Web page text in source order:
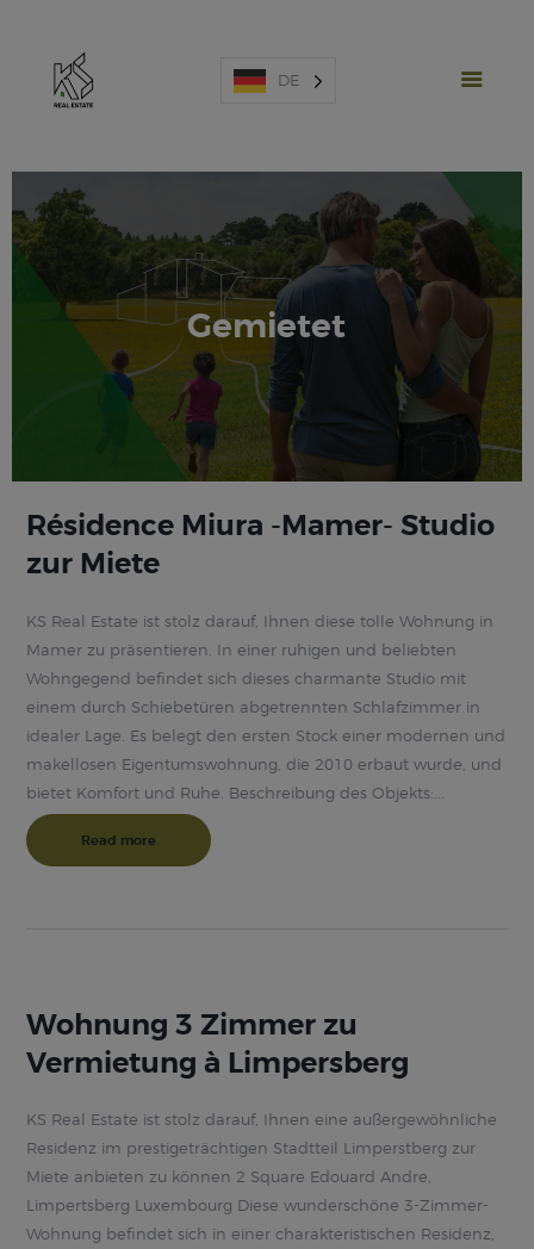
DE
Gemietet
NEUE PROJEKTE
AUSVERKAUF
VERLEIH
SPANIEN
ÜBER UNS
SCHÄTZUNG
UNS
Résidence Miura -Mamer- Studio
zur Miete
KS Real Estate ist stolz darauf, Ihnen diese tolle Wohnung in
Mamer zu präsentieren. In einer ruhigen und beliebten
Wohngegend befindet sich dieses charmante Studio mit
einem durch Schiebetüren abgetrennten Schlafzimmer in
idealer Lage. Es belegt den ersten Stock einer modernen und
makellosen Eigentumswohnung, die 2010 erbaut wurde, und
bietet Komfort und Ruhe. Beschreibung des Objekts:...
Read more
Wohnung 3 Zimmer zu
Vermietung à Limpersberg
KS Real Estate ist stolz darauf, Ihnen eine außergewöhnliche
Residenz im prestigeträchtigen Stadtteil Limperstberg zur
Miete anbieten zu können 2 Square Edouard Andre,
Limpertsberg Luxembourg Diese wunderschöne 3-Zimmer-
Wohnung befindet sich in einer charakteristischen Residenz,